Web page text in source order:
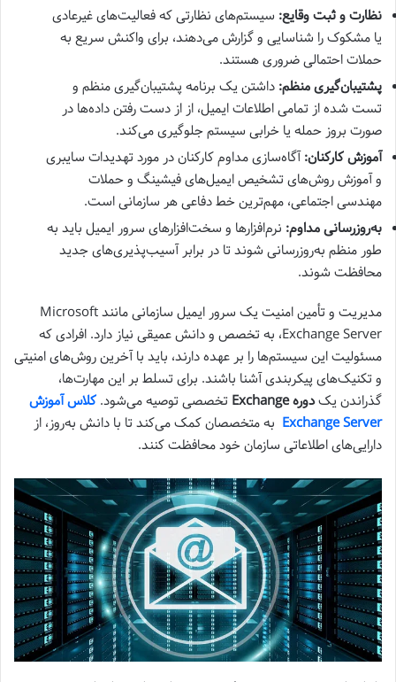
نظارت و ثبت وقایع: سیستم‌های نظارتی که فعالیت‌های غیرعادی
یا مشکوک را شناسایی و گزارش می‌دهند، برای واکنش سریع به
حملات احتمالی ضروری هستند.
پشتیبان‌گیری منظم: داشتن یک برنامه پشتیبان‌گیری منظم و
تست شده از تمامی اطلاعات ایمیل، از از دست رفتن داده‌ها در
صورت بروز حمله یا خرابی سیستم جلوگیری می‌کند.
آموزش کارکنان: آگاه‌سازی مداوم کارکنان در مورد تهدیدات سایبری
و آموزش روش‌های تشخیص ایمیل‌های فیشینگ و حملات
مهندسی اجتماعی، مهم‌ترین خط دفاعی هر سازمانی است.
به‌روزرسانی مداوم: نرم‌افزارها و سخت‌افزارهای سرور ایمیل باید به
طور منظم به‌روزرسانی شوند تا در برابر آسیب‌پذیری‌های جدید
محافظت شوند.
مدیریت و تأمین امنیت یک سرور ایمیل سازمانی مانند Microsoft
Exchange Server، به تخصص و دانش عمیقی نیاز دارد. افرادی که
مسئولیت این سیستم‌ها را بر عهده دارند، باید با آخرین روش‌های امنیتی
و تکنیک‌های پیکربندی آشنا باشند. برای تسلط بر این مهارت‌ها،
گذراندن یکدوره Exchange تخصصی توصیه می‌شود. کلاس آموزش
Exchange Server به متخصصان کمک می‌کند تا با دانش به‌روز، از
دارایی‌های اطلاعاتی سازمان خود محافظت کنند.